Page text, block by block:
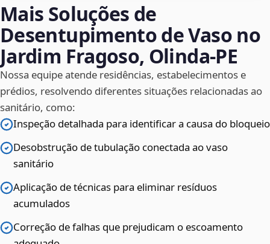
Mais Soluções de
Desentupimento de Vaso no
Jardim Fragoso, Olinda‑PE
Nossa equipe atende residências, estabelecimentos e
prédios, resolvendo diferentes situações relacionadas ao
sanitário, como:
Inspeção detalhada para identificar a causa do bloqueio
Desobstrução de tubulação conectada ao vaso
sanitário
Aplicação de técnicas para eliminar resíduos
acumulados
Correção de falhas que prejudicam o escoamento